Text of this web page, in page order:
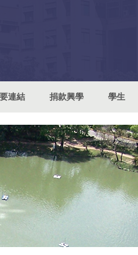
連結 捐款興學 學生